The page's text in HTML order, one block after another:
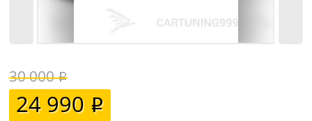
30 000
24 990